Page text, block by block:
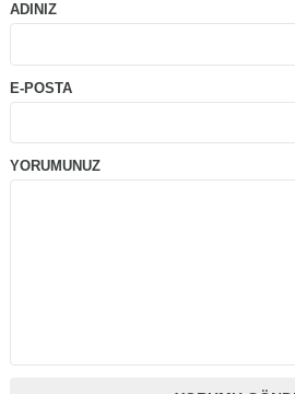
ADINIZ
E-POSTA
YORUMUNUZ